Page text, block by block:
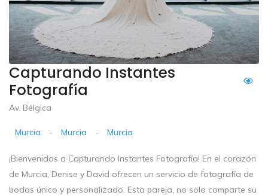
Capturando Instantes
Fotografía
Av. Bélgica
Murcia - Murcia - Murcia
¡Bienvenidos a Capturando Instantes Fotografía! En el corazón
de Murcia, Denise y David ofrecen un servicio de fotografía de
bodas único y personalizado. Esta pareja, no solo comparte su